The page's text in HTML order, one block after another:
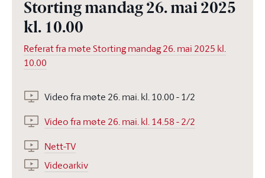
Storting mandag 26. mai 2025
kl. 10.00
Referat fra møte Storting mandag 26. mai 2025 kl.
10.00
Video fra møte 26. mai. kl. 10.00 - 1/2
Video fra møte 26. mai. kl. 14.58 - 2/2
Nett-TV
Videoarkiv